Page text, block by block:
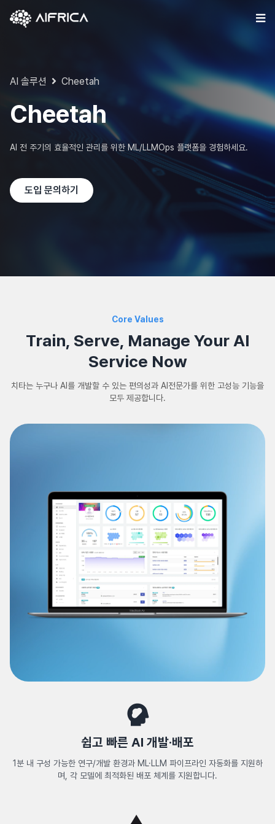
Skip
AI 솔루션 Cheetah
Cheetah
AI 전 주기의 효율적인 관리를 위한 ML/LLMOps 플랫폼을 경험하세요.
도입 문의하기
Core Values
Train, Serve, Manage Your AI
Service Now
치타는 누구나 AI를 개발할 수 있는 편의성과 AI전문가를 위한 고성능 기능을
모두 제공합니다.
쉽고 빠른 AI 개발·배포
1분 내 구성 가능한 연구/개발 환경과 ML·LLM 파이프라인 자동화를 지원하
며, 각 모델에 최적화된 배포 체계를 지원합니다.